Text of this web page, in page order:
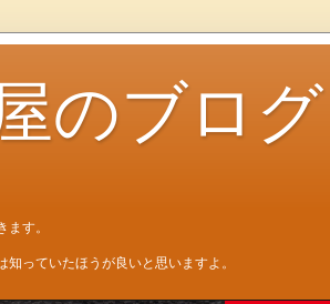
のブログ
す。
っていたほうが良いと思いますよ。